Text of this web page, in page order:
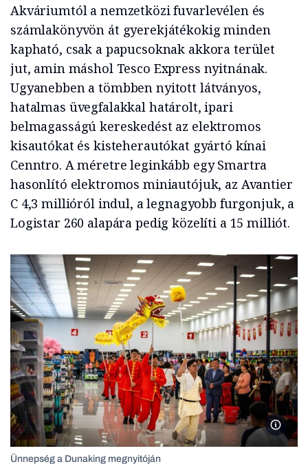
Akváriumtól a nemzetközi fuvarlevélen és
számlakönyvön át gyerekjátékokig minden
kapható, csak a papucsoknak akkora terület
jut, amin máshol Tesco Express nyitnának.
Ugyanebben a tömbben nyitott látványos,
hatalmas üvegfalakkal határolt, ipari
belmagasságú kereskedést az elektromos
kisautókat és kisteherautókat gyártó kínai
Cenntro. A méretre leginkább egy Smartra
hasonlító elektromos miniautójuk, az Avantier
C 4,3 millióról indul, a legnagyobb furgonjuk, a
Logistar 260 alapára pedig közelíti a 15 milliót.
Ünnepség a Dunaking megnyitóján